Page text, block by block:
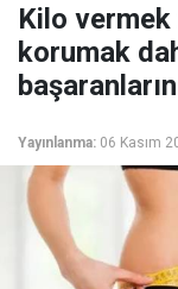
Kilo
korumak
Yayınlanma: 06 Kasım